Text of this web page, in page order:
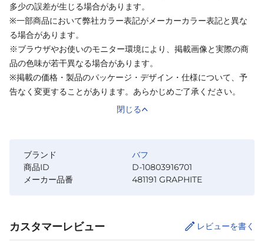
多少の誤差が生じる場合があります。
※一部商品において弊社カラー表記がメーカーカラー表記と異な
る場合があります。
※ブラウザやお使いのモニター環境により、掲載画像と実際の商
品の色味が若干異なる場合があります。
※掲載の価格・製品のパッケージ・デザイン・仕様について、予
告なく変更することがあります。あらかじめご了承ください。
閉じる
ブランド
バフ
商品ID
D-10803916701
メーカー品番
481191 GRAPHITE
カスタマーレビュー レビューを書く